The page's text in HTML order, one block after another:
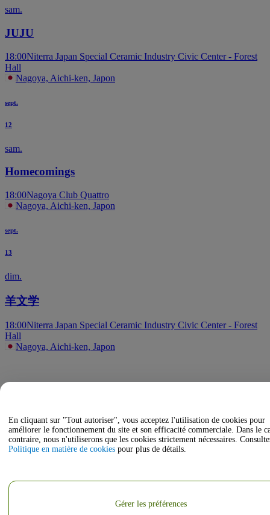
sam.
JUJU
18:00Niterra Japan Special Ceramic Industry Civic Center - Forest
Hall
Nagoya, Aichi-ken, Japon
sept.
12
sam.
Homecomings
18:00Nagoya Club Quattro
Nagoya, Aichi-ken, Japon
sept.
13
dim.
羊文学
18:00Niterra Japan Special Ceramic Industry Civic Center - Forest
Hall
Nagoya, Aichi-ken, Japon
En cliquant sur "Tout autoriser", vous acceptez l'utilisation de cookies pour
améliorer le fonctionnement du site et son efficacité commerciale. Dans le
contraire, nous n'utiliserons que les cookies strictement nécessaires.
Politique en matière de cookies pour plus de détails.
Gérer les préférences